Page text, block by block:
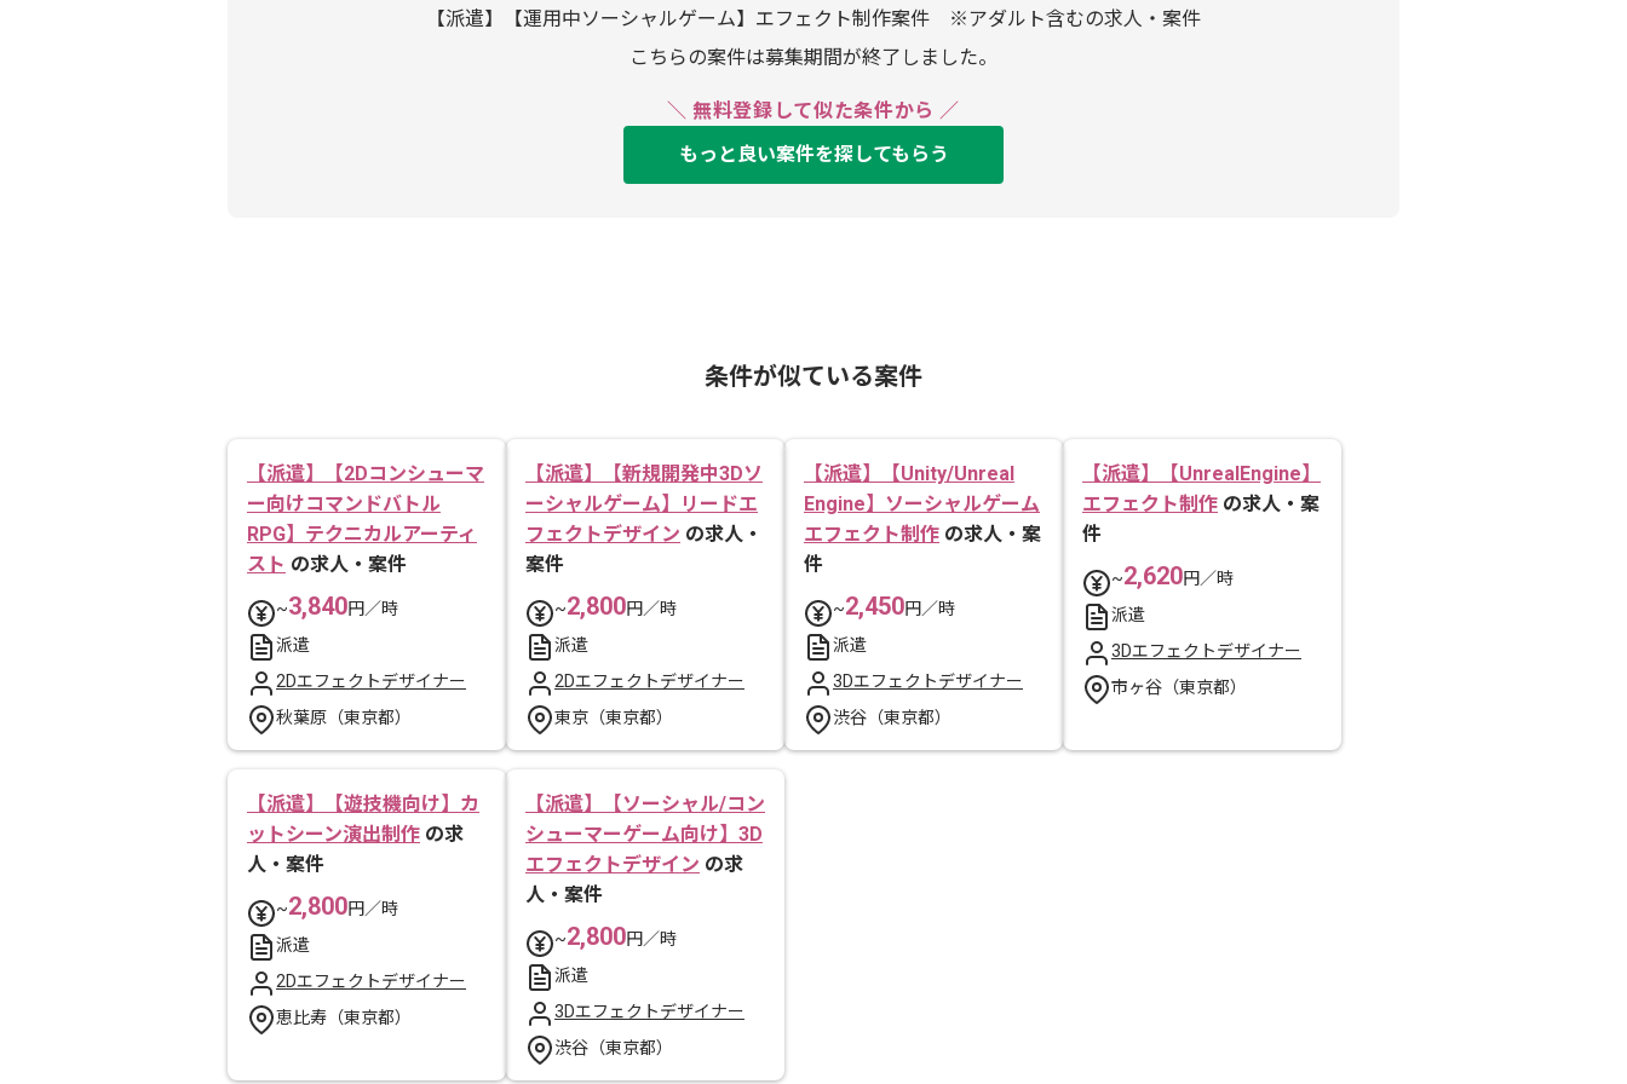
【派遣】【運用中ソーシャルゲーム】エフェクト制作案件 ※アダルト含むの求人・案件
こちらの案件は募集期間が終了しました。
＼ 無料登録して似た条件から ／
もっと良い案件を探してもらう
条件が似ている案件
【派遣】【2Dコンシューマ
ー向けコマンドバトル
RPG】テクニカルアーティ
スト の求人・案件
~3,840円／時
派遣
2Dエフェクトデザイナー
秋葉原（東京都）
【派遣】【新規開発中3Dソ
ーシャルゲーム】リードエ
フェクトデザイン の求人・
案件
~2,800円／時
派遣
2Dエフェクトデザイナー
東京（東京都）
【派遣】【Unity/Unreal
Engine】ソーシャルゲーム
エフェクト制作 の求人・案
件
~2,450円／時
派遣
3Dエフェクトデザイナー
渋谷（東京都）
【派遣】【UnrealEngine】
エフェクト制作 の求人・案
件
~2,620円／時
派遣
3Dエフェクトデザイナー
市ヶ谷（東京都）
【派遣】【遊技機向け】カ
ットシーン演出制作 の求
人・案件
~2,800円／時
派遣
2Dエフェクトデザイナー
恵比寿（東京都）
【派遣】【ソーシャル/コン
シューマーゲーム向け】3D
エフェクトデザイン の求
人・案件
~2,800円／時
派遣
3Dエフェクトデザイナー
渋谷（東京都）